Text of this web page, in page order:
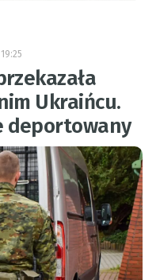
19:25
Ukraińcu.
deportowany